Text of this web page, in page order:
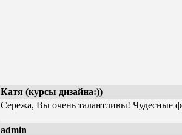
Катя (курсы дизайна:))
Сережа, Вы очень талантливы! Чудесные
admin